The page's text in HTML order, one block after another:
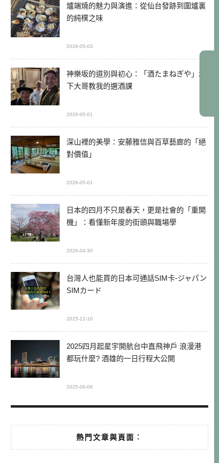
爐端燒的魅力與演進：從仙台發跡到圍爐裏
的純樸之味
2026-05-03
神樂坂的道別與初心：「酒たまねぎや」木
下大哥教我的選酒課
2026-05-01
深山裡的美學：安藤雅信與百草藝廊的「絕
對價值」
2026-05-01
日本的四月不只是春天，更是社會的「重開
機」：看懂新年度的街頭與職場學
2026-04-30
台灣人也能買的日本可通話SIM卡-ジャパン
SIMカード
2025-12-10
2025四月起星宇開航台中直飛神戶 浪漫港
都玩什麼? 酒雄的一日行程大公開
2025-06-08
熱門文章與頁面︰